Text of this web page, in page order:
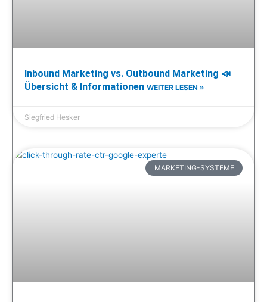
Inbound Marketing vs. Outbound Marketing 📣
Übersicht & Informationen WEITER LESEN »
Siegfried Hesker
MARKETING-SYSTEME